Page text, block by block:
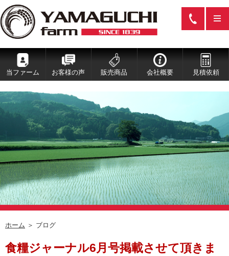
当ファーム お客様の声 販売商品 会社概要 見積依頼
ホーム ＞ ブログ
食糧ジャーナル6月号掲載させて頂きま